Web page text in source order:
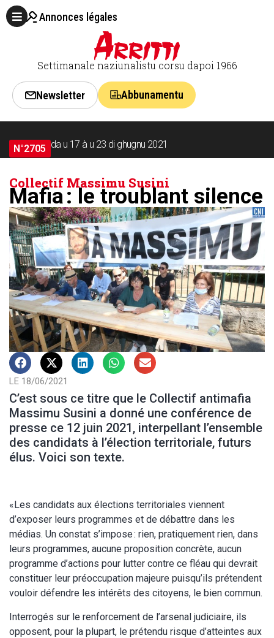
Annonces légales
Settimanale naziunalistu corsu dapoi 1966
Newsletter Abbunamentu
N°2705 da u 17 à u 23 di ghugnu 2021
Collectif Massimu Susini
Mafia : le troublant silence
LE 18/06/2021
C’est sous ce titre que le Collectif antimafia
Massimu Susini a donné une conférence de
presse ce 12 juin 2021, interpellant l’ensemble
des candidats à l’élection territoriale, futurs
élus. Voici son texte.
«Les candidats aux élections territoriales viennent
d’exposer leurs programmes et de débattre dans les
médias. Un constat s’impose : rien, pratiquement rien, dans
leurs programmes, aucune proposition concrète, aucun
programme d’actions pour lutter contre ce fléau qui devrait
constituer leur préoccupation majeure puisqu’ils prétendent
vouloir défendre les intérêts des citoyens, le bien commun.
Interrogés sur le renforcement de l’arsenal judiciaire, ils
opposent, pour la plupart, le prétendu risque d’atteintes aux